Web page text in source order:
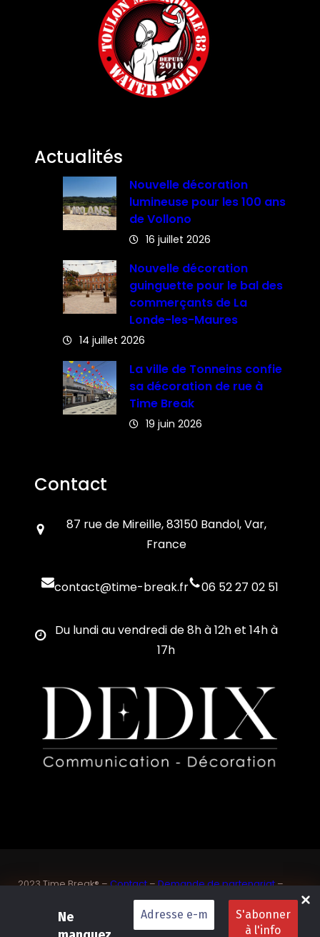
Ne
Actualités
Nouvelle décoration
lumineuse pour les 100 ans
de Vollono
16 juillet 2026
Nouvelle décoration
guinguette pour le bal des
commerçants de La
Londe-les-Maures
14 juillet 2026
La ville de Tonneins confie
sa décoration de rue à
Time Break
19 juin 2026
Contact
87 rue de Mireille, 83150 Bandol, Var,
France
contact@time-break.fr 06 52 27 02 51
Du lundi au vendredi de 8h à 12h et 14h à
17h
2023 Time Break® –Contact–Demande de partenariat–
Sponsoriser un joueur de padel français
SASU Dedix Communication – 87 rue de Mireille – 83 150
Bandol – Var